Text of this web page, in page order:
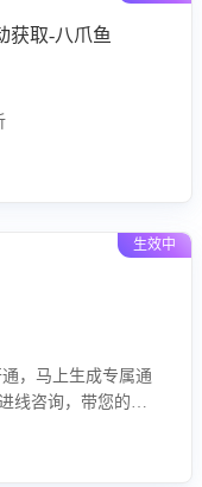
获取-八爪鱼
生效中
，马上生成专属通
线咨询，带您的客